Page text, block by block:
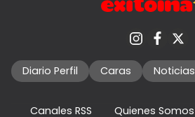
Diario Perfil Caras Noticias
Canales RSS Quienes Somos